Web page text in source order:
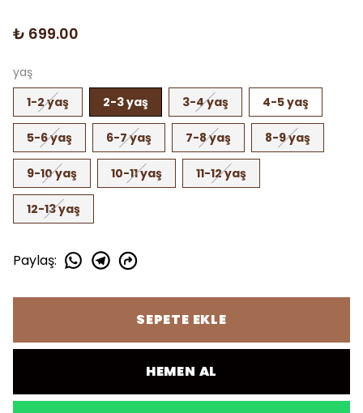
₺ 699.00
yaş
1-2 yaş
2-3 yaş 3-4 yaş 4-5 yaş
5-6 yaş 6-7 yaş 7-8 yaş 8-9 yaş
9-10 yaş 10-11 yaş 11-12 yaş
12-13 yaş
Paylaş:
SEPETE EKLE
HEMEN AL